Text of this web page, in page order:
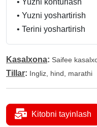
• Yuzni konturlash
• Yuzni yoshartirish
• Terini yoshartirish
Kasalxona: Saifee
Tillar: Ingliz, hind, marathi
Kitobni tayinlash